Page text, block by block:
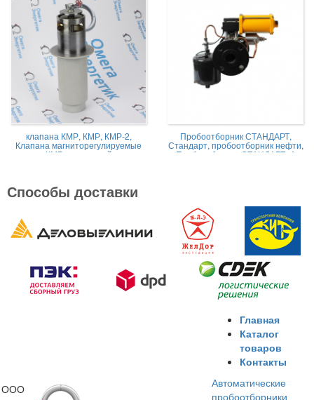
клапана КМР, КМР, КМР-2,
Клапана магниторегулируемые
КМР жидкостной
Пробоотборник СТАНДАРТ,
Стандарт, пробоотборник нефти,
Пробоотборник СТАНДАРТ -А
Способы доставки
ООО
Главная
Каталог
товаров
Контакты
Автоматические
пробоотборники